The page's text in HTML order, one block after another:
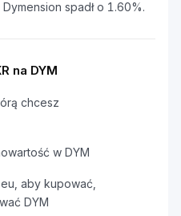
spadł o 1.60%.
na DYM
chcesz
w DYM
aby kupować,
DYM